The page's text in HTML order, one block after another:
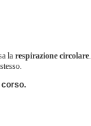
la respirazione circolare.
corso.